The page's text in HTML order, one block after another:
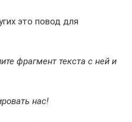
это повод для
фрагмент текста с ней и
нас!